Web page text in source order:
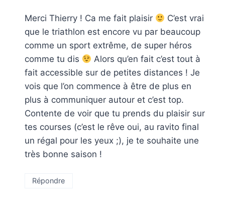
Merci Thierry ! Ca me fait plaisir
C’est vrai
que le triathlon est encore vu par beaucoup
comme un sport extrême, de super héros
comme tu dis
Alors qu’en fait c’est tout à
fait accessible sur de petites distances ! Je
vois que l’on commence à être de plus en
plus à communiquer autour et c’est top.
Contente de voir que tu prends du plaisir sur
tes courses (c’est le rêve oui, au ravito final
un régal pour les yeux ;), je te souhaite une
très bonne saison !
Répondre